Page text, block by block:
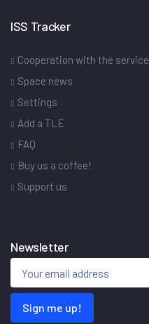
ISS Tracker
Cooperation with the service
Space news
Settings
Add a TLE
FAQ
Buy us a coffee!
Support us
Newsletter
Sign me up!